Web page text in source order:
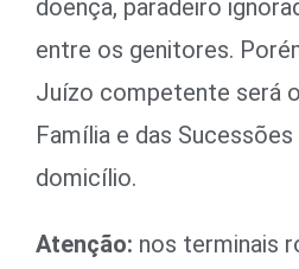
doença, paradeiro
entre os genitores.
Juízo competente será
Família e das
domicílio.
Atenção: nos terminais